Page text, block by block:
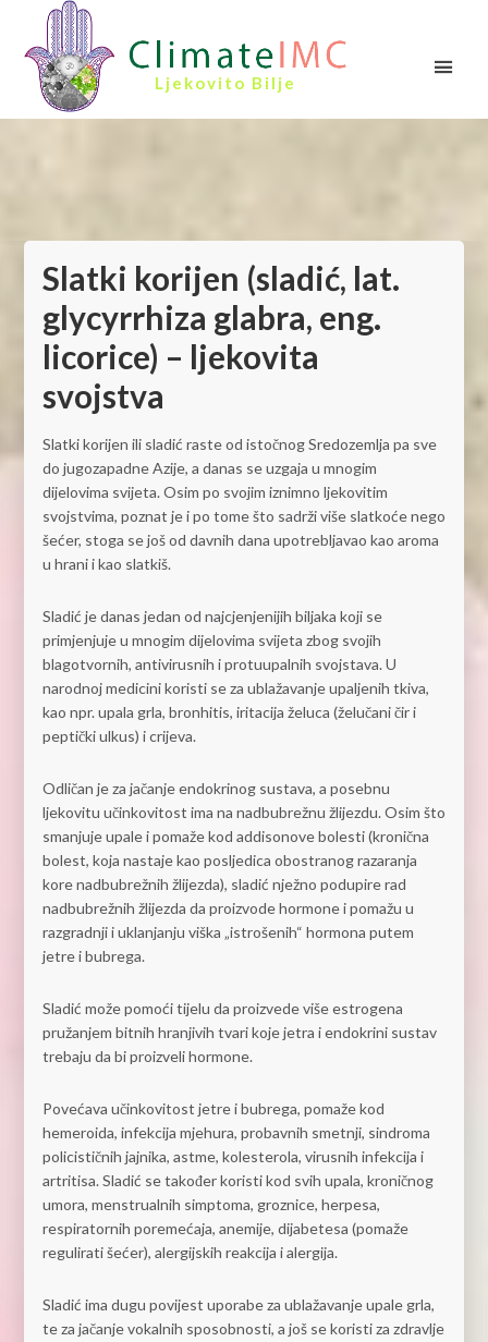
Ljekovito Bilje
Slatki korijen (sladić, lat.
glycyrrhiza glabra, eng.
licorice) – ljekovita
svojstva
Slatki korijen ili sladić raste od istočnog Sredozemlja pa sve
do jugozapadne Azije, a danas se uzgaja u mnogim
dijelovima svijeta. Osim po svojim iznimno ljekovitim
svojstvima, poznat je i po tome što sadrži više slatkoće nego
šećer, stoga se još od davnih dana upotrebljavao kao aroma
u hrani i kao slatkiš.
Sladić je danas jedan od najcjenjenijih biljaka koji se
primjenjuje u mnogim dijelovima svijeta zbog svojih
blagotvornih, antivirusnih i protuupalnih svojstava. U
narodnoj medicini koristi se za ublažavanje upaljenih tkiva,
kao npr. upala grla, bronhitis, iritacija želuca (želučani čir i
peptički ulkus) i crijeva.
Odličan je za jačanje endokrinog sustava, a posebnu
ljekovitu učinkovitost ima na nadbubrežnu žlijezdu. Osim što
smanjuje upale i pomaže kod addisonove bolesti (kronična
bolest, koja nastaje kao posljedica obostranog razaranja
kore nadbubrežnih žlijezda), sladić nježno podupire rad
nadbubrežnih žlijezda da proizvode hormone i pomažu u
razgradnji i uklanjanju viška „istrošenih“ hormona putem
jetre i bubrega.
Sladić može pomoći tijelu da proizvede više estrogena
pružanjem bitnih hranjivih tvari koje jetra i endokrini sustav
trebaju da bi proizveli hormone.
Povećava učinkovitost jetre i bubrega, pomaže kod
hemeroida, infekcija mjehura, probavnih smetnji, sindroma
policističnih jajnika, astme, kolesterola, virusnih infekcija i
artritisa. Sladić se također koristi kod svih upala, kroničnog
umora, menstrualnih simptoma, groznice, herpesa,
respiratornih poremećaja, anemije, dijabetesa (pomaže
regulirati šećer), alergijskih reakcija i alergija.
Sladić ima dugu povijest uporabe za ublažavanje upale grla,
te za jačanje vokalnih sposobnosti, a još se koristi za zdravlje